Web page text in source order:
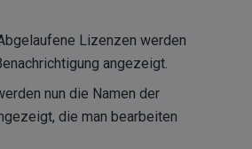
Lizenzen werden
angezeigt.
nun die Namen der
die man bearbeiten